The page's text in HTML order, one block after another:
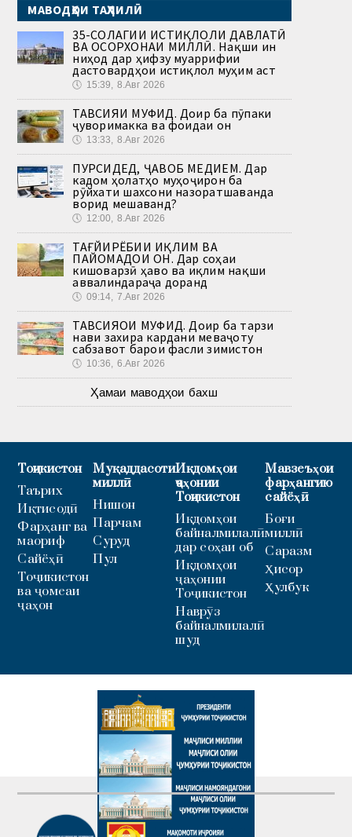
МАВОДҲОИ ТАҲЛИЛӢ
35-СОЛАГИИ ИСТИҚЛОЛИ ДАВЛАТӢ
ВА ОСОРХОНАИ МИЛЛӢ. Нақши ин
ниҳод дар ҳифзу муаррифии
дастовардҳои истиқлол муҳим аст
🕔 15:39, 8.Авг 2026
ТАВСИЯИ МУФИД. Доир ба пӯпаки
ҷуворимакка ва фоидаи он
🕔 13:33, 8.Авг 2026
ПУРСИДЕД, ҶАВОБ МЕДИҲЕМ. Дар
кадом ҳолатҳо муҳоҷирон ба
рӯйхати шахсони назоратшаванда
ворид мешаванд?
🕔 12:00, 8.Авг 2026
ТАҒЙИРЁБИИ ИҚЛИМ ВА
ПАЙОМАДҲОИ ОН. Дар соҳаи
кишоварзӣ ҳаво ва иқлим нақши
аввалиндараҷа доранд
🕔 09:14, 7.Авг 2026
ТАВСИЯҲОИ МУФИД. Доир ба тарзи
нави захира кардани меваҷоту
сабзавот барои фасли зимистон
🕔 10:36, 6.Авг 2026
Ҳамаи маводҳои бахш
Тоҷикистон
Таърих
Иқтисодӣ
Фарҳанг ва
маориф
Сайёҳӣ
Тоҷикистон
ва ҷомеаи
ҷаҳон
Муқаддасоти
миллӣ
Нишон
Парчам
Суруд
Пул
Иқдомҳои
ҷаҳонии
Тоҷикистон
Иқдомҳои
байналмилалӣ
дар соҳаи об
Иқдомҳои
ҷаҳонии
Тоҷикистон
Наврӯз
байналмилалӣ
шуд
Мавзеъҳои
фарҳангию
сайёҳӣ
Боғи
миллӣ
Саразм
Ҳисор
Ҳулбук